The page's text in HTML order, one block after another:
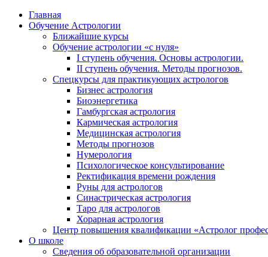
Главная
Обучение Астрологии
Ближайшие курсы
Обучение астрологии «с нуля»
I ступень обучения. Основы астрологии.
II ступень обучения. Методы прогнозов.
Спецкурсы для практикующих астрологов
Бизнес астрология
Биоэнергетика
Гамбургская астрология
Кармическая астрология
Медицинская астрология
Методы прогнозов
Нумерология
Психологическое консультирование
Ректификация времени рождения
Руны для астрологов
Синастрическая астрология
Таро для астрологов
Хорарная астрология
Центр повышения квалификации «Астролог
О школе
Сведения об образовательной организации